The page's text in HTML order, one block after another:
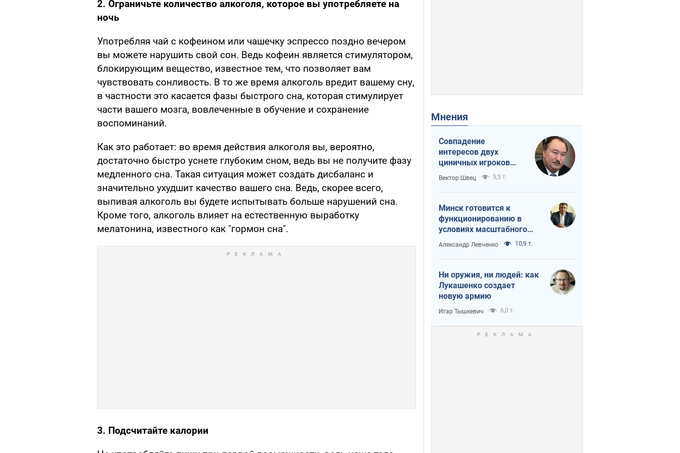
2. Ограничьте количество алкоголя, которое вы употребляете на
ночь
Употребляя чай с кофеином или чашечку эспрессо поздно вечером
вы можете нарушить свой сон. Ведь кофеин является стимулятором,
блокирующим вещество, известное тем, что позволяет вам
чувствовать сонливость. В то же время алкоголь вредит вашему сну,
в частности это касается фазы быстрого сна, которая стимулирует
части вашего мозга, вовлеченные в обучение и сохранение
воспоминаний.
Как это работает: во время действия алкоголя вы, вероятно,
достаточно быстро уснете глубоким сном, ведь вы не получите фазу
медленного сна. Такая ситуация может создать дисбаланс и
значительно ухудшит качество вашего сна. Ведь, скорее всего,
выпивая алкоголь вы будете испытывать больше нарушений сна.
Кроме того, алкоголь влияет на естественную выработку
мелатонина, известного как "гормон сна".
3. Подсчитайте калории
Мнения
Совпадение
интересов двух
циничных игроков
или тайный план
Трампа и Путина?
Виктор Швец 5,5 т.
Минск готовится к
функционированию в
условиях масштабного
военного кризиса
Александр Левченко 10,9 т.
Ни оружия, ни людей: как
Лукашенко создает
новую армию
Игар Тышкевич 6,0 т.